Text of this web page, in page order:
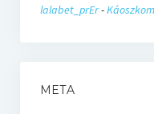
lalabet_prEr-
META